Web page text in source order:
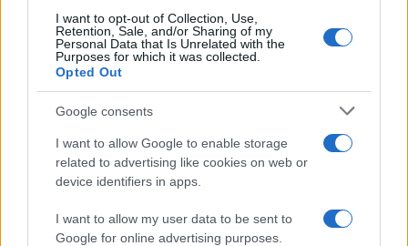
I want to opt-out of Collection, Use,
Retention, Sale, and/or Sharing of my
Personal Data that Is Unrelated with the
Purposes for which it was collected.
Opted Out
Google consents
I want to allow Google to enable storage
related to advertising like cookies on web or
device identifiers in apps.
I want to allow my user data to be sent to
Google for online advertising purposes.
Secondo il presidente russo, “L’Ucraina è
ostaggio delle ambizioni dell’Occidente”.
3 anni fa
Putin: "L'Occidente ha
dimenticato chi ha sconfitto il
nazismo"